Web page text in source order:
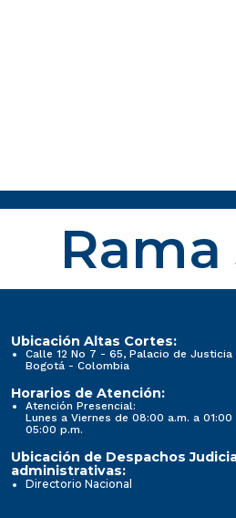
Ubicación Altas Cortes:
Calle 12 No 7 - 65, Palacio de Justicia
Bogotá - Colombia
Horarios de Atención:
Atención Presencial:
Lunes a Viernes de 08:00 a.m. a
05:00 p.m.
Ubicación de Despachos
administrativas:
Directorio Nacional